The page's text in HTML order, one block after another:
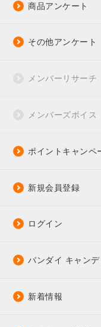
商品アンケート
その他アンケート
メンバーリサーチ
メンバーズボイス
ポイントキャンペ
新規会員登録
ログイン
バンダイ キャン
新着情報